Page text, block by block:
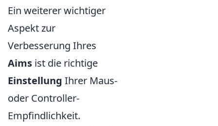
Ein weiterer wichtiger
Aspekt zur
Verbesserung Ihres
Aims ist die richtige
Einstellung Ihrer Maus-
oder Controller-
Empfindlichkeit.